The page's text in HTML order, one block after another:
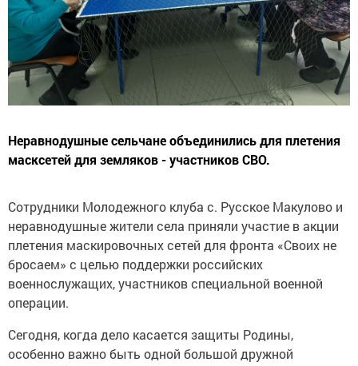
Неравнодушные сельчане объединились для плетения
масксетей для земляков - участников СВО.
Сотрудники Молодежного клуба с. Русское Макулово и
неравнодушные жители села приняли участие в акции
плетения маскировочных сетей для фронта «Своих не
бросаем» с целью поддержки российских
военнослужащих, участников специальной военной
операции.
Сегодня, когда дело касается защиты Родины,
особенно важно быть одной большой дружной